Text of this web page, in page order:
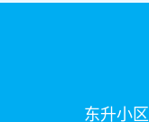
东升小区